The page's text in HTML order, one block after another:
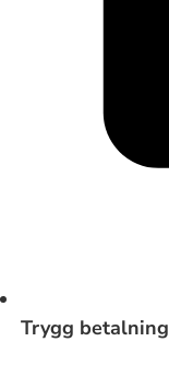
Trygg betalning